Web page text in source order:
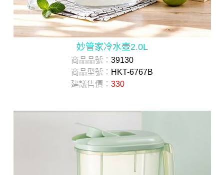
妙管家冷水壺2.0L
商品品號： 39130
商品型號： HKT-6767B
建議售價： 330